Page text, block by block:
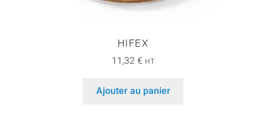
HIFEX
11,32€ HT
Ajouter au panier